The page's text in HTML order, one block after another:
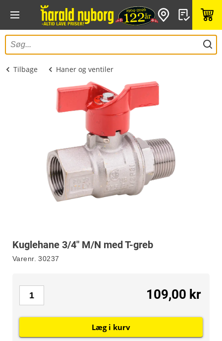
Tilbage Haner og ventiler
Kuglehane 3/4" M/N med T-greb
Varenr. 30237
109,00 kr
Læg i kurv